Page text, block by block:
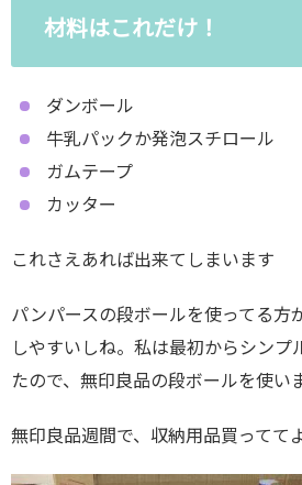
材料はこれだけ！
ダンボール
牛乳パックか発泡スチロール
ガムテープ
カッター
これさえあれば出来てしまいます
パンパースの段ボールを使ってる方
しやすいしね。私は最初からシンプ
たので、無印良品の段ボールを使い
無印良品週間で、収納用品買ってて